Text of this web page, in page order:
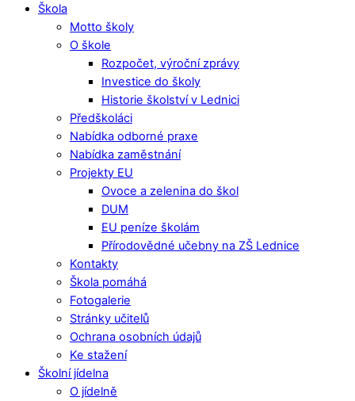
Škola
Motto školy
O škole
Rozpočet, výroční zprávy
Investice do školy
Historie školství v Lednici
Předškoláci
Nabídka odborné praxe
Nabídka zaměstnání
Projekty EU
Ovoce a zelenina do škol
DUM
EU peníze školám
Přírodovědné učebny na ZŠ Lednice
Kontakty
Škola pomáhá
Fotogalerie
Stránky učitelů
Ochrana osobních údajů
Ke stažení
Školní jídelna
O jídelně